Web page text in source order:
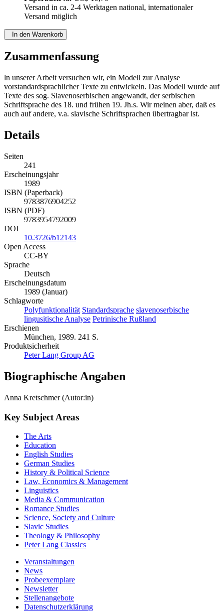
Versand in ca. 2-4 Werktagen national, internationaler
Versand möglich
In den Warenkorb
Zusammenfassung
ln unserer Arbeit versuchen wir, ein Modell zur Analyse
vorstandardsprachlicher Texte zu entwickeln. Das Modell wurde auf
Texte des sog. Slavenoserbischen angewandt, der serbischen
Schriftsprache des 18. und frühen 19. Jh.s. Wir meinen aber, daß es
auch auf andere, v.a. slavische Schriftsprachen übertragbar ist.
Details
Seiten
241
Erscheinungsjahr
1989
ISBN (Paperback)
9783876904252
ISBN (PDF)
9783954792009
DOI
10.3726/b12143
Open Access
CC-BY
Sprache
Deutsch
Erscheinungsdatum
1989 (Januar)
Schlagworte
Polyfunktionalität Standardsprache slavenoserbische
lingusitische Analyse Petrinische Rußland
Erschienen
München, 1989. 241 S.
Produktsicherheit
Peter Lang Group AG
Biographische Angaben
Anna Kretschmer (Autor:in)
Key Subject Areas
The Arts
Education
English Studies
German Studies
History & Political Science
Law, Economics & Management
Linguistics
Media & Communication
Romance Studies
Science, Society and Culture
Slavic Studies
Theology & Philosophy
Peter Lang Classics
Veranstaltungen
News
Probeexemplare
Newsletter
Stellenangebote
Datenschutzerklärung